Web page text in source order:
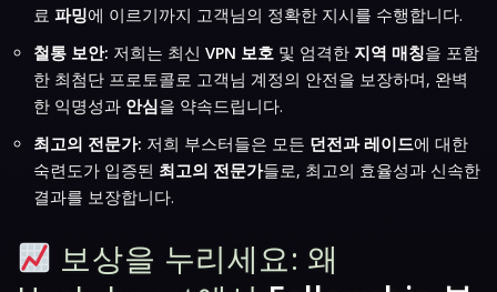
료 파밍에 이르기까지 고객님의 정확한 지시를 수행합니다.
철통 보안: 저희는 최신 VPN 보호 및 엄격한 지역 매칭을 포함
한 최첨단 프로토콜로 고객님 계정의 안전을 보장하며, 완벽
한 익명성과 안심을 약속드립니다.
최고의 전문가: 저희 부스터들은 모든 던전과 레이드에 대한
숙련도가 입증된 최고의 전문가들로, 최고의 효율성과 신속한
결과를 보장합니다.
보상을 누리세요: 왜